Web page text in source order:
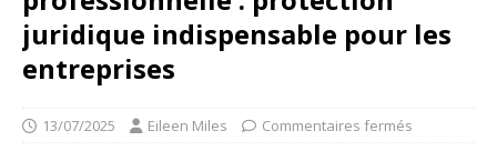
juridique indispensable pour les
entreprises
13/07/2025 Eileen Miles Commentaires fermés